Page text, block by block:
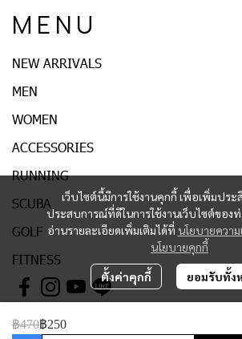
฿470฿250
เว็บไซต์นี้มีการใช้งานคุกกี้ เพื่อเพิ่มปร
ประสบการณ์ที่ดีในการใช้งานเว็บไซต์ของ
อ่านรายละเอียดเพิ่มเติมได้ที่ นโยบายควา
นโยบายคุกกี้
ตั้งค่าคุกกี้ ยอมรับทั้ง
M E N U
NEW ARRIVALS
MEN
WOMEN
ACCESSORIES
RUNNING
SCUBA
GOLF
FITNESS